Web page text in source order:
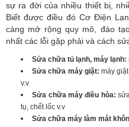
sự ra đời của nhiều thiết bị,
Biết được điều đó Cơ Điện
càng mở rộng quy mô, đào
nhất các lỗi gặp phải và cách
Sửa chữa tủ lạnh, máy lạnh:
Sửa chữa máy giặt:máy
v.v
Sửa chữa máy điều hòa:
tụ, chết lốc v.v
Sửa chữa máy làm mát